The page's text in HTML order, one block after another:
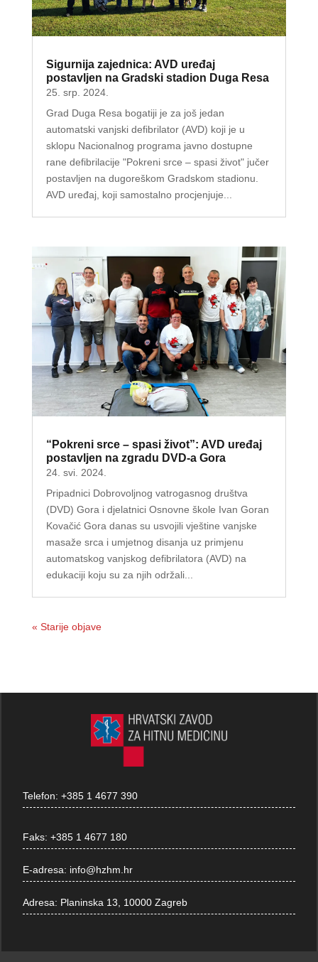
Sigurnija zajednica: AVD uređaj
postavljen na Gradski stadion Duga Resa
25. srp. 2024.
Grad Duga Resa bogatiji je za još jedan
automatski vanjski defibrilator (AVD) koji je u
sklopu Nacionalnog programa javno dostupne
rane defibrilacije "Pokreni srce – spasi život" jučer
postavljen na dugoreškom Gradskom stadionu.
AVD uređaj, koji samostalno procjenjuje...
“Pokreni srce – spasi život”: AVD uređaj
postavljen na zgradu DVD-a Gora
24. svi. 2024.
Pripadnici Dobrovoljnog vatrogasnog društva
(DVD) Gora i djelatnici Osnovne škole Ivan Goran
Kovačić Gora danas su usvojili vještine vanjske
masaže srca i umjetnog disanja uz primjenu
automatskog vanjskog defibrilatora (AVD) na
edukaciji koju su za njih održali...
« Starije objave
Telefon:+385 1 4677 390
Faks:+385 1 4677 180
E-adresa: info@hzhm.hr
Adresa: Planinska 13, 10000 Zagreb